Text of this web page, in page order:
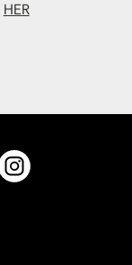
HER